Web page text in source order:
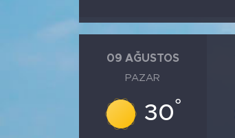
09 AĞUSTOS
PAZAR
30°